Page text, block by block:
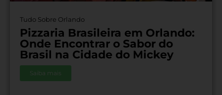
Tudo Sobre Orlando
Pizzaria Brasileira em Orlando:
Onde Encontrar o Sabor do
Brasil na Cidade do Mickey
Saiba mais